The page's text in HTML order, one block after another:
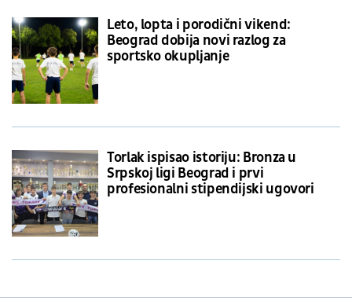
Leto, lopta i porodični vikend:
Beograd dobija novi razlog za
sportsko okupljanje
Torlak ispisao istoriju: Bronza u
Srpskoj ligi Beograd i prvi
profesionalni stipendijski ugovori